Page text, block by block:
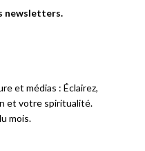
newsletters.
et médias : Éclairez,
et votre spiritualité.
mois.